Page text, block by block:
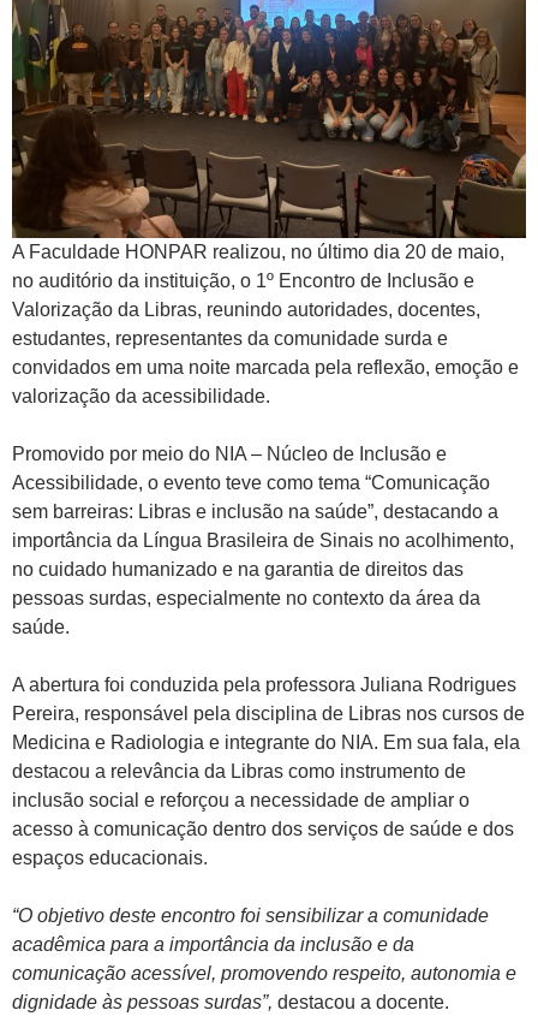
A Faculdade HONPAR realizou, no último dia 20 de maio,
no auditório da instituição, o 1º Encontro de Inclusão e
Valorização da Libras, reunindo autoridades, docentes,
estudantes, representantes da comunidade surda e
convidados em uma noite marcada pela reflexão, emoção e
valorização da acessibilidade.
Promovido por meio do NIA – Núcleo de Inclusão e
Acessibilidade, o evento teve como tema “Comunicação
sem barreiras: Libras e inclusão na saúde”, destacando a
importância da Língua Brasileira de Sinais no acolhimento,
no cuidado humanizado e na garantia de direitos das
pessoas surdas, especialmente no contexto da área da
saúde.
A abertura foi conduzida pela professora Juliana Rodrigues
Pereira, responsável pela disciplina de Libras nos cursos de
Medicina e Radiologia e integrante do NIA. Em sua fala, ela
destacou a relevância da Libras como instrumento de
inclusão social e reforçou a necessidade de ampliar o
acesso à comunicação dentro dos serviços de saúde e dos
espaços educacionais.
“O objetivo deste encontro foi sensibilizar a comunidade
acadêmica para a importância da inclusão e da
comunicação acessível, promovendo respeito, autonomia e
dignidade às pessoas surdas”, destacou a docente.